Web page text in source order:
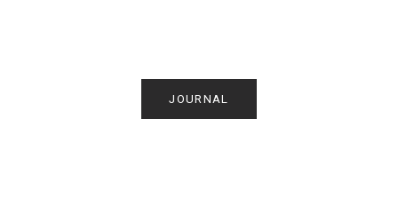
JOURNAL